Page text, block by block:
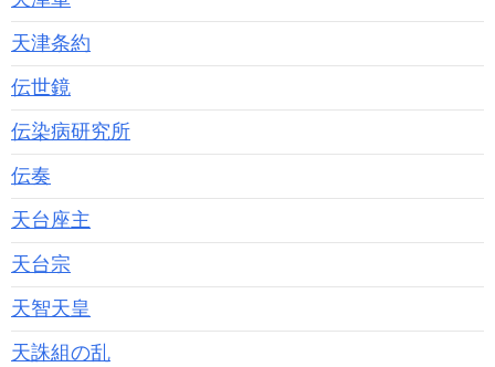
天津条約
伝世鏡
伝染病研究所
伝奏
天台座主
天台宗
天智天皇
天誅組の乱